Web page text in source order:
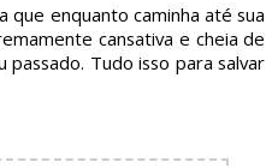
que enquanto caminha até sua
cansativa e cheia de
passado. Tudo isso para salvar